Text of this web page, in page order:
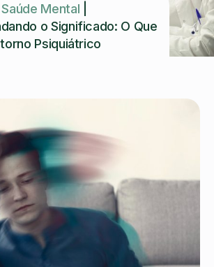
Saúde Mental
o Significado: O Que
Psiquiátrico